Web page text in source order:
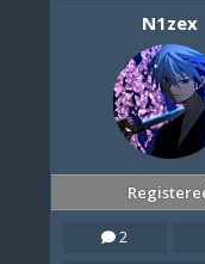
т
т
а
н
а
ч
а
л
а
N1zеx
2